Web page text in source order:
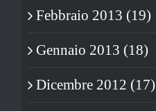
Febbraio 2013 (19)
Gennaio 2013 (18)
Dicembre 2012 (17)